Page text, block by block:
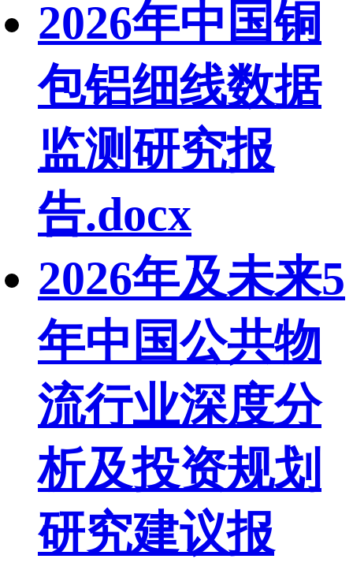
2026年中国铜
包铝细线数据
监测研究报
告.docx
2026年及未来5
年中国公共物
流行业深度分
析及投资规划
研究建议报